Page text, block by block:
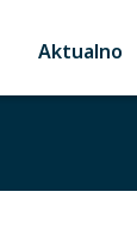
Aktualno